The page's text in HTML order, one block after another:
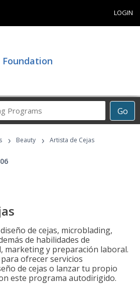
LOGIN
Go
Career
Programs
› Beauty › Artista de Cejas
de cejas, microblading,
de habilidades de
marketing y preparación laboral.
ofrecer servicios
de cejas o lanzar tu propio
este programa autodirigido.